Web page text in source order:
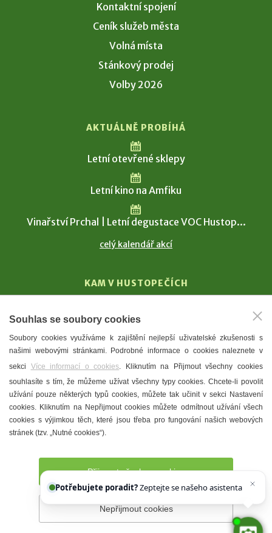
Kontaktní spojení
Ceník služeb města
Volná místa
Stánkový prodej
Volby 2026
AKTUÁLNĚ PROBÍHÁ
Letní otevřené sklepy
Letní kino na Amfiku
Vinařství Prchal | Letní degustace VOC Hustop...
celý kalendář akcí
KAM V HUSTOPEČÍCH
T. G. Masaryk
Mandloně
Ubytování
Restaurace
Městské muzeum a galerie
Denní meníčka
Prohlášení o přístupnosti Správce webu
Souhlas se soubory cookies
Soubory cookies využíváme k zajištění nejlepší uživatelské zkušenosti s
našimi webovými stránkami. Podrobné informace o cookies naleznete v
sekci Více informací o cookies. Kliknutím na Přijmout všechny cookies
souhlasíte s tím, že můžeme užívat všechny typy cookies. Chcete-li povolit
užívání pouze některých typů cookies, můžete tak učinit v sekci Nastavení
cookies. Kliknutím na Nepřijmout cookies můžete odmítnout užívání všech
cookies s výjimkou těch, které jsou třeba pro fungování našich webových
stránek (tzv. „Nutné cookies“).
Přijmout všechny cookies
Nepřijmout cookies
Potřebujete poradit?
Chettyho